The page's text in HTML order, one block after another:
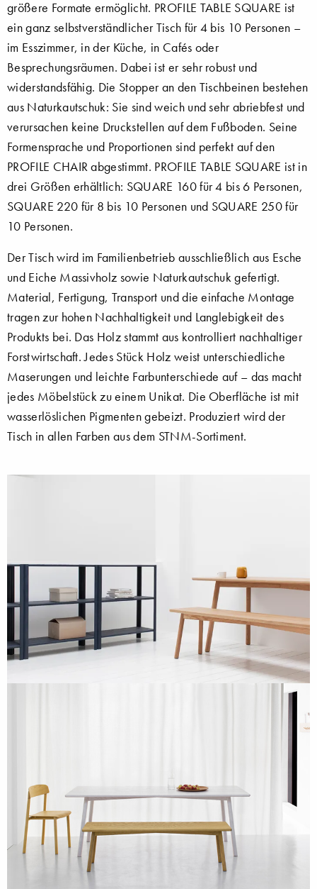
größere Formate ermöglicht. PROFILE TABLE SQUARE ist
ein ganz selbstverständlicher Tisch für 4 bis 10 Personen –
im Esszimmer, in der Küche, in Cafés oder
Besprechungsräumen. Dabei ist er sehr robust und
widerstandsfähig. Die Stopper an den Tischbeinen bestehen
aus Naturkautschuk: Sie sind weich und sehr abriebfest und
verursachen keine Druckstellen auf dem Fußboden. Seine
Formensprache und Proportionen sind perfekt auf den
PROFILE CHAIR abgestimmt. PROFILE TABLE SQUARE ist in
drei Größen erhältlich: SQUARE 160 für 4 bis 6 Personen,
SQUARE 220 für 8 bis 10 Personen und SQUARE 250 für
10 Personen.
Der Tisch wird im Familienbetrieb ausschließlich aus Esche
und Eiche Massivholz sowie Naturkautschuk gefertigt.
Material, Fertigung, Transport und die einfache Montage
tragen zur hohen Nachhaltigkeit und Langlebigkeit des
Produkts bei. Das Holz stammt aus kontrolliert nachhaltiger
Forstwirtschaft. Jedes Stück Holz weist unterschiedliche
Maserungen und leichte Farbunterschiede auf – das macht
jedes Möbelstück zu einem Unikat. Die Oberfläche ist mit
wasserlöslichen Pigmenten gebeizt. Produziert wird der
Tisch in allen Farben aus dem STNM-Sortiment.